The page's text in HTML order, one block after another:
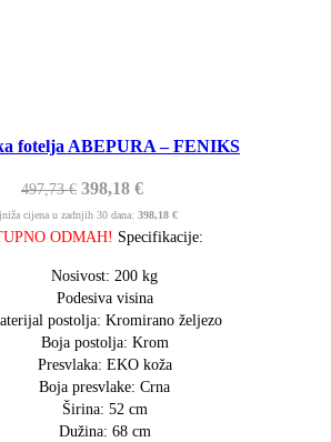
fotelja ABEPURA – FENIKS
497,73€ 398,18 €
cijena u zadnjih 30 dana: 398,18 €
ODMAH! Specifikacije:
Nosivost: 200 kg
Podesiva visina
postolja: Kromirano željezo
Boja postolja: Krom
Presvlaka: EKO koža
Boja presvlake: Crna
Širina: 52 cm
Dužina: 68 cm